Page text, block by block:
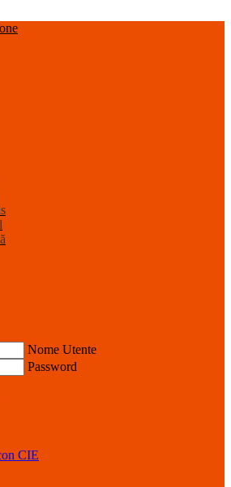
Nome Utente
Password
CIE